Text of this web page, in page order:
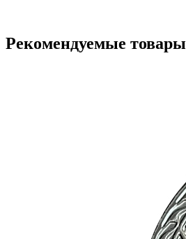
Рекомендуемые товары